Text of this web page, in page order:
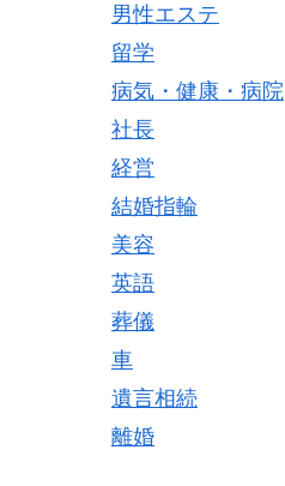
男性エステ
留学
病気・健康・病院
社長
経営
結婚指輪
美容
英語
葬儀
車
遺言相続
離婚